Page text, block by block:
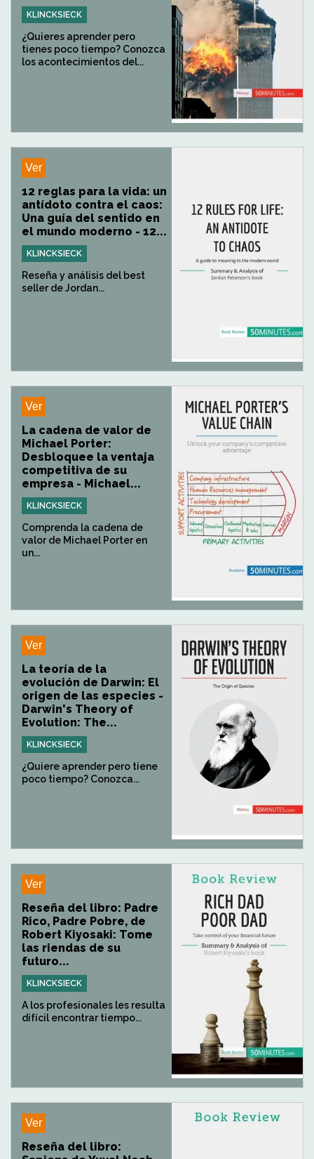
KLINCKSIECK
¿Quieres aprender pero
tienes poco tiempo? Conozca
los acontecimientos del...
Ver
12 reglas para la vida: un
antídoto contra el caos:
Una guía del sentido en
el mundo moderno - 12...
KLINCKSIECK
Reseña y análisis del best
seller de Jordan...
Ver
La cadena de valor de
Michael Porter:
Desbloquee la ventaja
competitiva de su
empresa - Michael...
KLINCKSIECK
Comprenda la cadena de
valor de Michael Porter en
un...
Ver
La teoría de la
evolución de Darwin: El
origen de las especies -
Darwin's Theory of
Evolution: The...
KLINCKSIECK
¿Quiere aprender pero tiene
poco tiempo? Conozca...
Ver
Reseña del libro: Padre
Rico, Padre Pobre, de
Robert Kiyosaki: Tome
las riendas de su
futuro...
KLINCKSIECK
A los profesionales les resulta
difícil encontrar tiempo...
Ver
Reseña del libro: